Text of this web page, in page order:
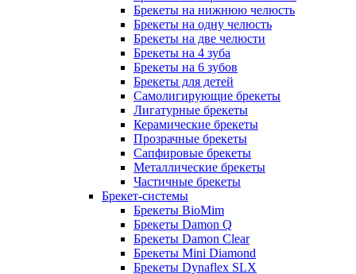
Брекеты на нижнюю челюсть
Брекеты на одну челюсть
Брекеты на две челюсти
Брекеты на 4 зуба
Брекеты на 6 зубов
Брекеты для детей
Самолигирующие брекеты
Лигатурные брекеты
Керамические брекеты
Прозрачные брекеты
Сапфировые брекеты
Металлические брекеты
Частичные брекеты
Брекет-системы
Брекеты BioMim
Брекеты Damon Q
Брекеты Damon Clear
Брекеты Mini Diamond
Брекеты Dynaflex SLX